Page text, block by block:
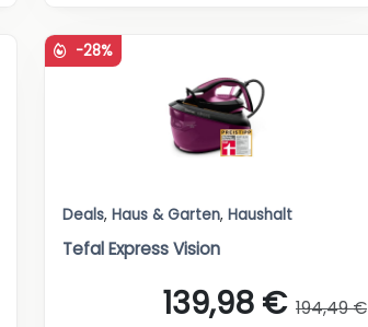
-28%
Deals, Haus & Garten, Haushalt
Tefal Express Vision
139,98 € 194,49 €